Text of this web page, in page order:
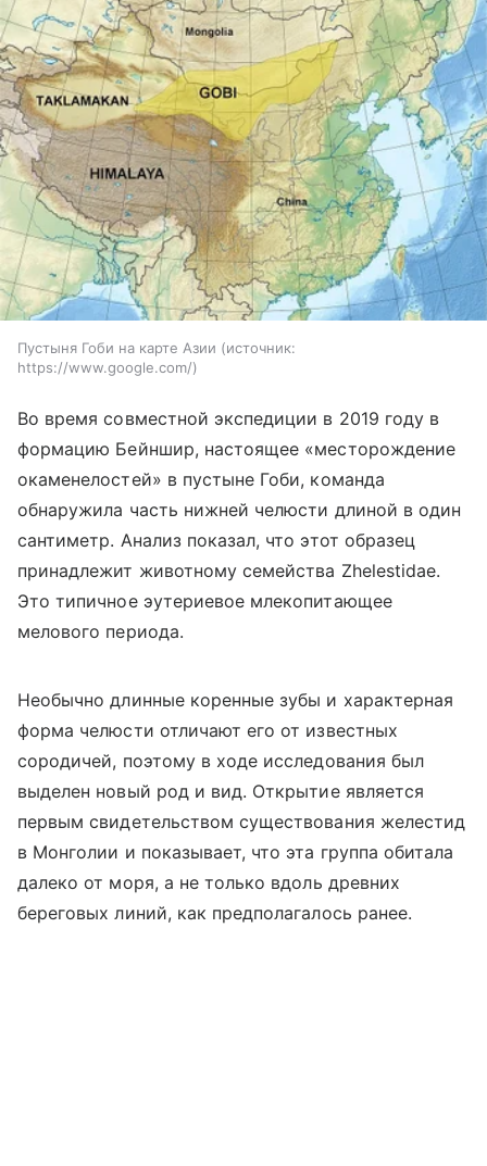
Пустыня Гоби на карте Азии
источник:
https://www.google.com/
Во время совместной экспедиции в 2019 году в
формацию Бейншир, настоящее «месторождение
окаменелостей» в пустыне Гоби, команда
обнаружила часть нижней челюсти длиной в один
сантиметр. Анализ показал, что этот образец
принадлежит животному семейства Zhelestidae.
Это типичное эутериевое млекопитающее
мелового периода.
Необычно длинные коренные зубы и характерная
форма челюсти отличают его от известных
сородичей, поэтому в ходе исследования был
выделен новый род и вид. Открытие является
первым свидетельством существования желестид
в Монголии и показывает, что эта группа обитала
далеко от моря, а не только вдоль древних
береговых линий, как предполагалось ранее.